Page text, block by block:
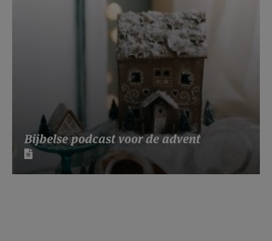
Bijbelse podcast voor de advent